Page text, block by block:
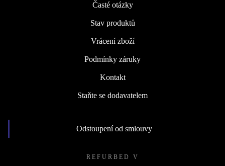
Časté otázky
Stav produktů
Vrácení zboží
Podmínky záruky
Kontakt
Staňte se dodavatelem
Odstoupení od smlouvy
REFURBED V